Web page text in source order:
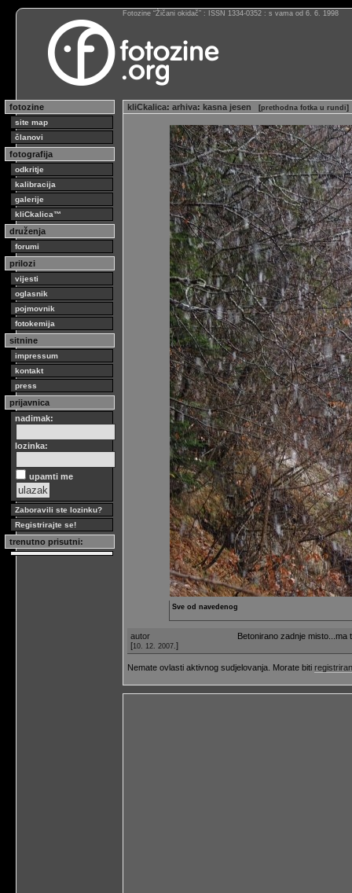
Fotozine “Žičani okidač” : ISSN 1334-0352 : s vama od 6. 6. 1998
fotozine
site map
članovi
fotografija
odkritje
kalibracija
galerije
kliCkalica™
druženja
forumi
prilozi
vijesti
oglasnik
pojmovnik
fotokemija
sitnine
impressum
kontakt
press
prijavnica
nadimak:
lozinka:
upamti me
Zaboravili ste lozinku?
Registrirajte se!
trenutno prisutni:
kliCkalica: arhiva: kasna jesen [prethodna fotka u rundi]
Sve od navedenog
autor
[10. 12. 2007. ]
Betonirano zadnje misto...ma
Nemate ovlasti aktivnog sudjelovanja. Morate biti